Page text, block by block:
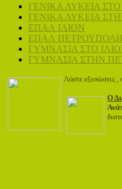
ΓΕΝΙΚΑ ΛΥΚΕΙΑ ΣΤΟ
ΓΕΝΙΚΑ ΛΥΚΕΙΑ
ΕΠΑΛ ΙΛΙΟΝ
ΕΠΑΛ ΠΕΤΡΟΥΠΟΛΗ
ΓΥΜΝΑΣΙΑ ΣΤΟ
ΓΥΜΝΑΣΙΑ ΣΤΗΝ
Λύστε εξισώσεις
Ο